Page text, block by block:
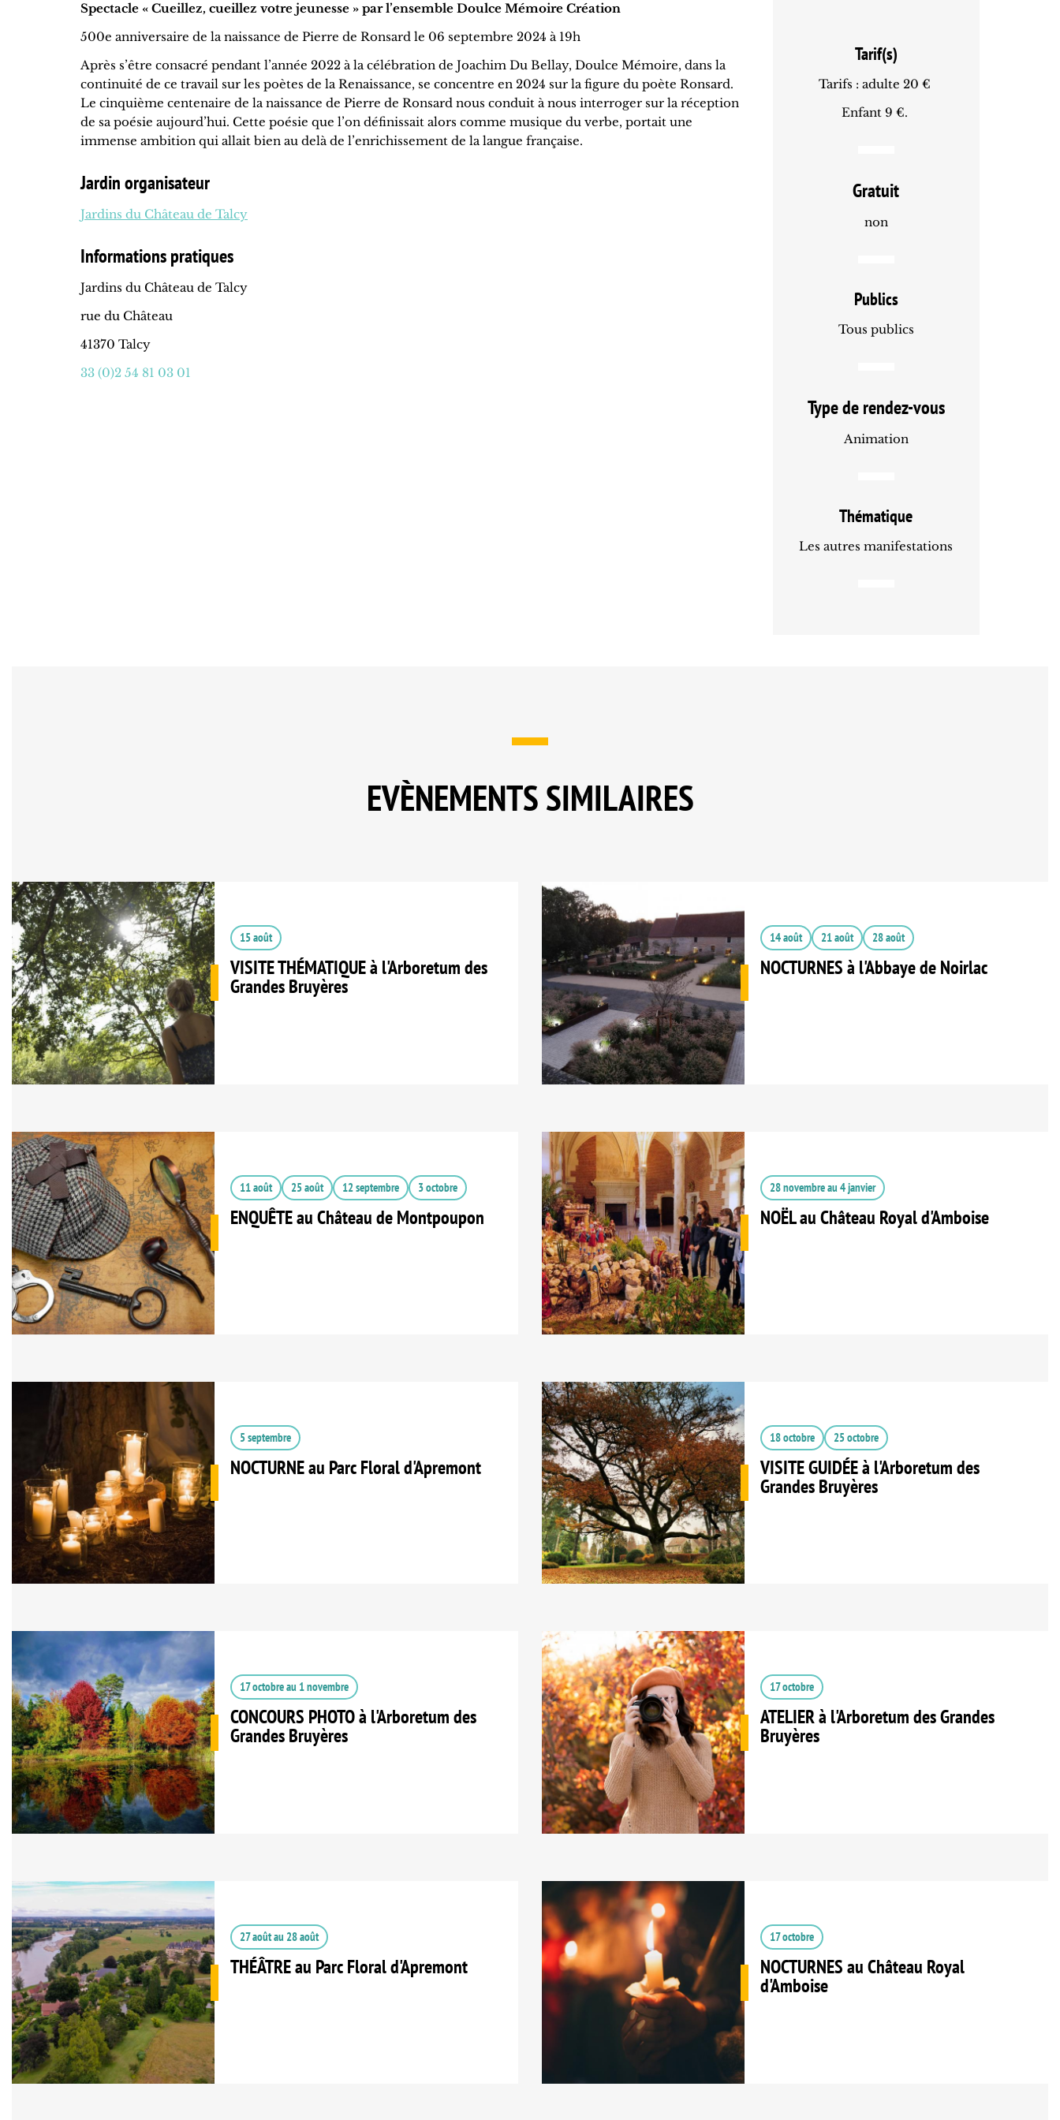
Spectacle « Cueillez, cueillez votre jeunesse » par l’ensemble Doulce Mémoire Création
500e anniversaire de la naissance de Pierre de Ronsard le 06 septembre 2024 à 19h
Après s’être consacré pendant l’année 2022 à la célébration de Joachim Du Bellay, Doulce Mémoire, dans la
continuité de ce travail sur les poètes de la Renaissance, se concentre en 2024 sur la figure du poète Ronsard.
Le cinquième centenaire de la naissance de Pierre de Ronsard nous conduit à nous interroger sur la réception
de sa poésie aujourd’hui. Cette poésie que l’on définissait alors comme musique du verbe, portait une
immense ambition qui allait bien au delà de l’enrichissement de la langue française.
Jardin organisateur
Jardins du Château de Talcy
Informations pratiques
Jardins du Château de Talcy
rue du Château
41370 Talcy
33 (0)2 54 81 03 01
Tarif(s)
Tarifs : adulte 20 €
Enfant 9 €.
Gratuit
non
Publics
Tous publics
Type de rendez-vous
Animation
Thématique
Les autres manifestations
EVÈNEMENTS SIMILAIRES
15 août
VISITE THÉMATIQUE à l'Arboretum des
Grandes Bruyères
14 août 21 août 28 août
NOCTURNES à l'Abbaye de Noirlac
11 août 25 août 12 septembre 3 octobre
ENQUÊTE au Château de Montpoupon
28 novembreau 4 janvier
NOËL au Château Royal d'Amboise
5 septembre
NOCTURNE au Parc Floral d'Apremont
18 octobre 25 octobre
VISITE GUIDÉE à l'Arboretum des
Grandes Bruyères
17 octobreau 1 novembre
CONCOURS PHOTO à l'Arboretum des
Grandes Bruyères
17 octobre
ATELIER à l'Arboretum des Grandes
Bruyères
27 aoûtau 28 août
THÉÂTRE au Parc Floral d'Apremont
17 octobre
NOCTURNES au Château Royal
d'Amboise